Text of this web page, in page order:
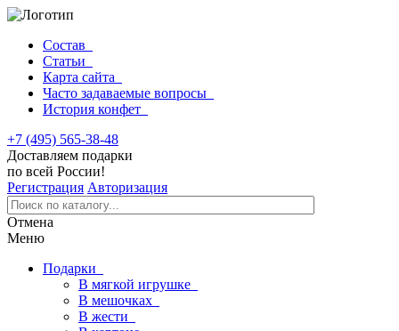
Состав
Статьи
Карта сайта
Часто задаваемые вопросы
История конфет
+7 (495) 565-38-48
Доставляем подарки
по всей России!
Регистрация Авторизация
Отмена
Меню
Подарки
В мягкой игрушке
В мешочках
В жести